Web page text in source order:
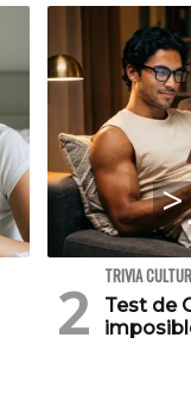
TRIVIA
Test de